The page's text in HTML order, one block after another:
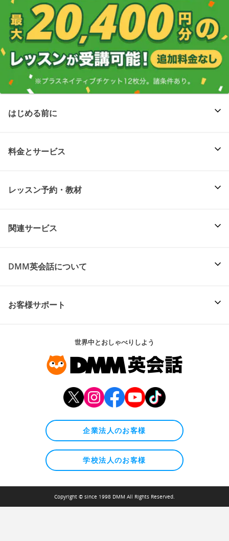
はじめる前に
料金とサービス
レッスン予約・教材
関連サービス
DMM英会話について
お客様サポート
世界中とおしゃべりしよう
企業法人のお客様
学校法人のお客様
Copyright © since 1998 DMM All Rights Reserved.